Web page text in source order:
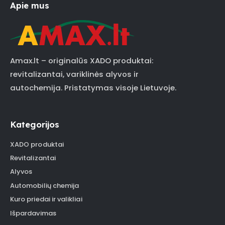
Apie mus
Amax.lt – originalūs XADO produktai:
revitalizantai, variklinės alyvos ir
autochemija. Pristatymas visoje Lietuvoje.
Kategorijos
XADO produktai
Revitalizantai
Alyvos
Automobilių chemija
Kuro priedai ir valikliai
Išpardavimas